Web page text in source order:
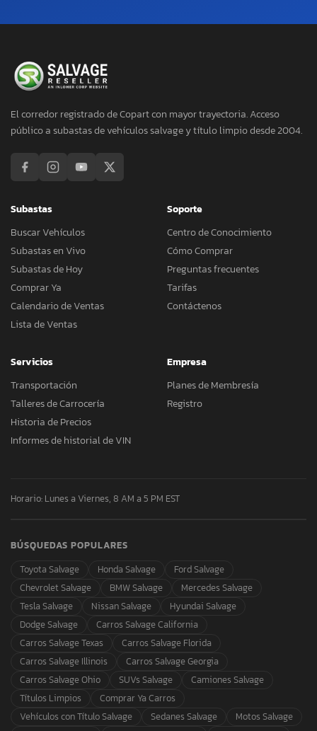
El corredor registrado de Copart con mayor trayectoria. Acceso
público a subastas de vehículos salvage y título limpio desde 2004.
Subastas
Buscar Vehículos
Subastas en Vivo
Subastas de Hoy
Comprar Ya
Calendario de Ventas
Lista de Ventas
Soporte
Centro de Conocimiento
Cómo Comprar
Preguntas frecuentes
Tarifas
Contáctenos
Servicios
Transportación
Talleres de Carrocería
Historia de Precios
Informes de historial de VIN
Empresa
Planes de Membresía
Registro
Horario: Lunes a Viernes, 8 AM a 5 PM EST
BÚSQUEDAS POPULARES
Toyota Salvage
Honda Salvage
Ford Salvage
Chevrolet Salvage
BMW Salvage
Mercedes Salvage
Tesla Salvage
Nissan Salvage
Hyundai Salvage
Dodge Salvage
Carros Salvage California
Carros Salvage Texas
Carros Salvage Florida
Carros Salvage Illinois
Carros Salvage Georgia
Carros Salvage Ohio
SUVs Salvage
Camiones Salvage
Títulos Limpios
Comprar Ya Carros
Vehículos con Título Salvage
Sedanes Salvage
Motos Salvage